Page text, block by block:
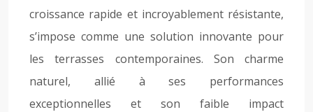
croissance rapide et incroyablement résistante,
s’impose comme une solution innovante pour
les terrasses contemporaines. Son charme
naturel, allié à ses performances
exceptionnelles et son faible impact